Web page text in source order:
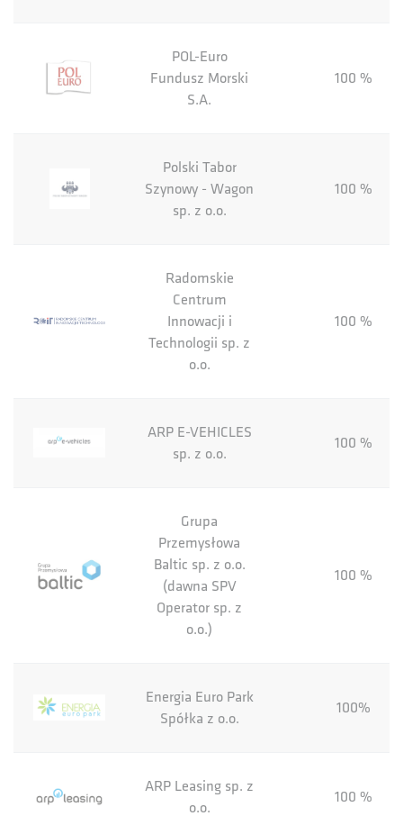
POL-Euro
Fundusz Morski
S.A.
100 %
Polski Tabor
Szynowy - Wagon
sp. z o.o.
100 %
Radomskie
Centrum
Innowacji i
Technologii sp. z
o.o.
100 %
ARP E-VEHICLES
sp. z o.o.
100 %
Grupa
Przemysłowa
Baltic sp. z o.o.
(dawna SPV
Operator sp. z
o.o.)
100 %
Energia Euro Park
Spółka z o.o.
100%
ARP Leasing sp. z
o.o.
100 %